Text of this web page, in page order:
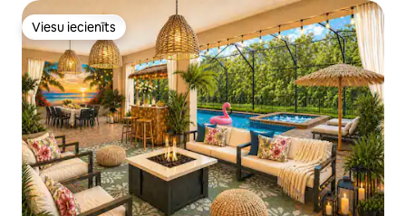
Viesu iecienīts
Viesu iecienīts